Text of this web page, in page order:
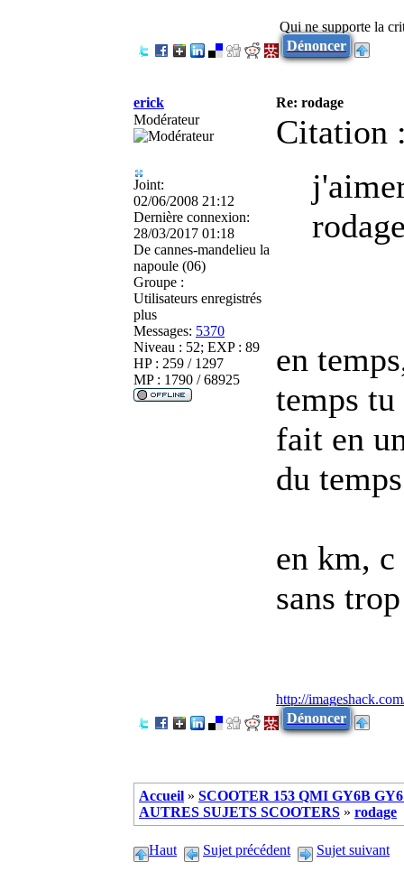
Qui ne supporte la
Dénoncer
erick
Re: rodage
Modérateur
Joint:
02/06/2008 21:12
Dernière connexion:
28/03/2017 01:18
De cannes-mandelieu la
napoule (06)
Groupe :
Utilisateurs enregistrés
plus
Messages: 5370
Niveau : 52; EXP : 89
HP : 259 / 1297
MP : 1790 / 68925
Citation
en
temps
fait en
du
en km,
sans
http://
Dénoncer
Accueil » SCOOTER 153 QMI GY6B
AUTRES SUJETS SCOOTERS » rodage
Haut Sujet précédent Sujet suivant